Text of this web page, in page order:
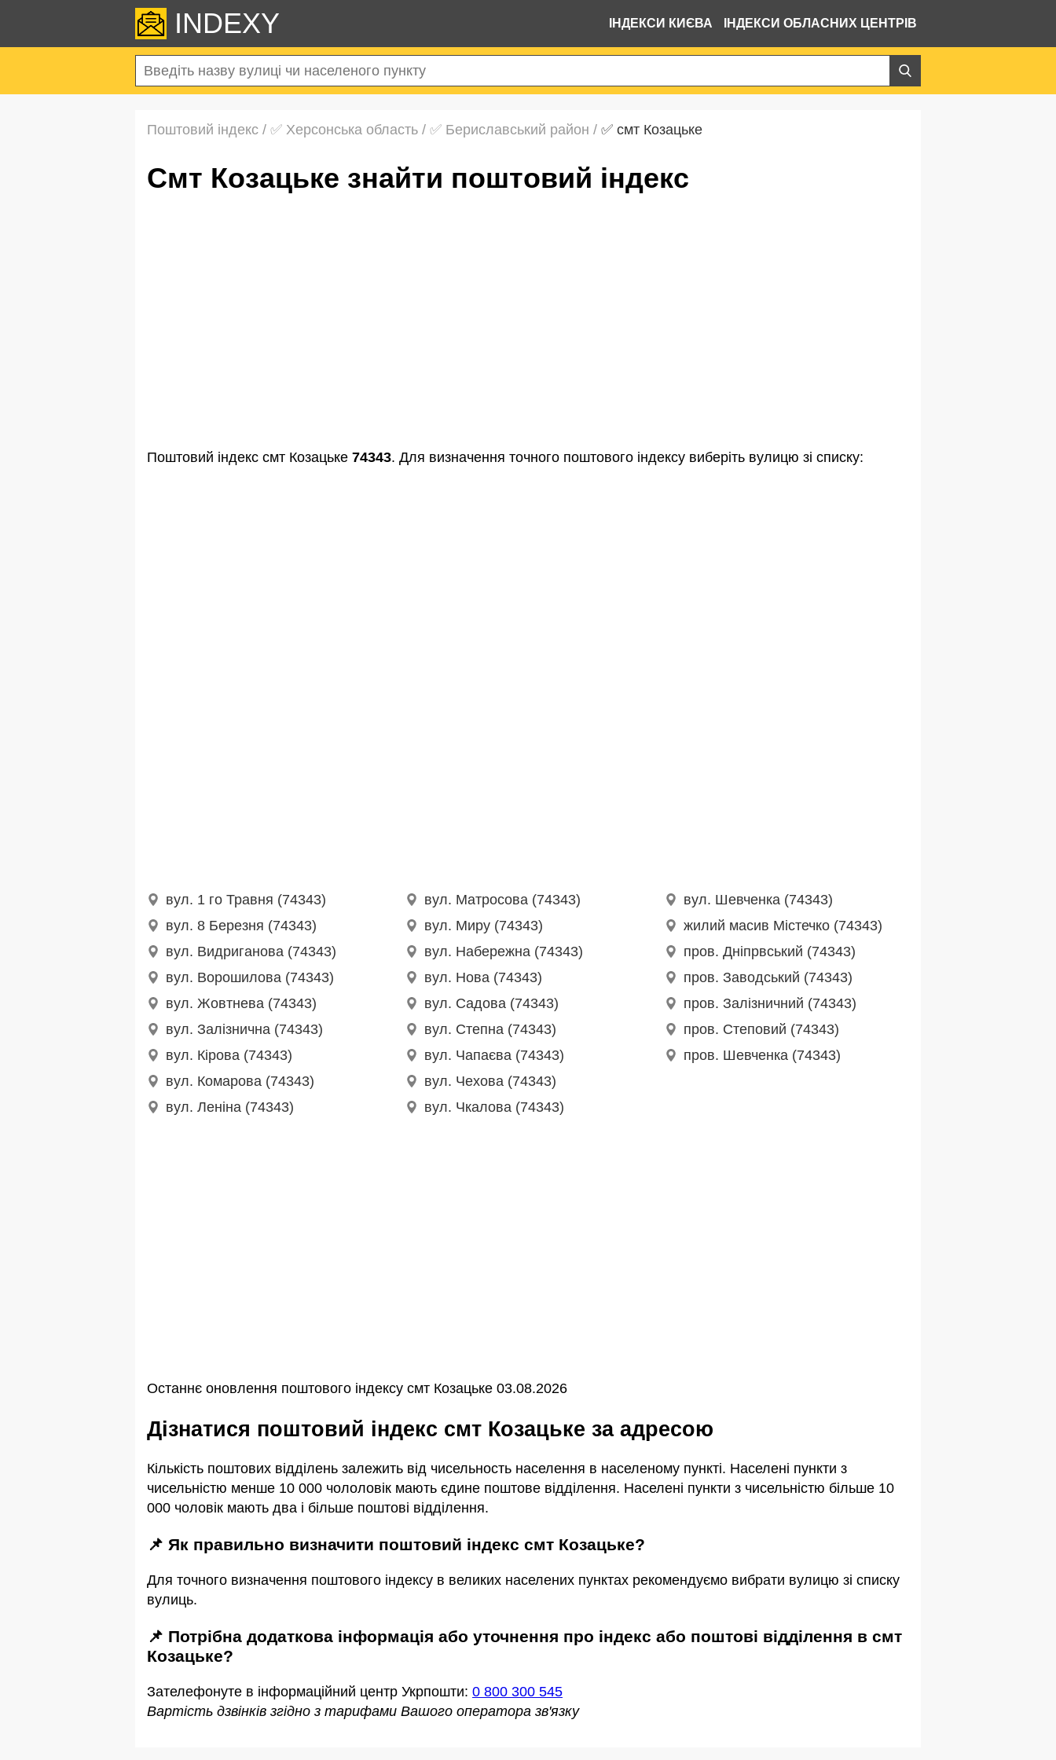
INDEXY ІНДЕКСИ КИЄВА ІНДЕКСИ ОБЛАСНИХ ЦЕНТРІВ
Поштовий індекс / ✅ Херсонська область / ✅ Бериславський район / ✅ смт Козацьке
смт Козацьке знайти поштовий індекс
Поштовий індекс смт Козацьке 74343. Для визначення точного поштового індексу виберіть вулицю зі списку:
вул. 1 го Травня (74343)
вул. 8 Березня (74343)
вул. Видриганова (74343)
вул. Ворошилова (74343)
вул. Жовтнева (74343)
вул. Залізнична (74343)
вул. Кірова (74343)
вул. Комарова (74343)
вул. Леніна (74343)
вул. Матросова (74343)
вул. Миру (74343)
вул. Набережна (74343)
вул. Нова (74343)
вул. Садова (74343)
вул. Степна (74343)
вул. Чапаєва (74343)
вул. Чехова (74343)
вул. Чкалова (74343)
вул. Шевченка (74343)
жилий масив Містечко (74343)
пров. Дніпрвський (74343)
пров. Заводський (74343)
пров. Залізничний (74343)
пров. Степовий (74343)
пров. Шевченка (74343)
Останнє оновлення поштового індексу смт Козацьке 03.08.2026
Дізнатися поштовий індекс смт Козацьке за адресою
Кількість поштових відділень залежить від чисельность населення в населеному пункті. Населені пункти з
чисельністю менше 10 000 чололовік мають єдине поштове відділення. Населені пункти з чисельністю більше 10
000 чоловік мають два і більше поштові відділення.
📌 Як правильно визначити поштовий індекс смт Козацьке?
Для точного визначення поштового індексу в великих населених пунктах рекомендуємо вибрати вулицю зі списку
вулиць.
📌 Потрібна додаткова інформація або уточнення про індекс або поштові відділення в смт
Козацьке?
Зателефонуте в інформаційний центр Укрпошти: 0 800 300 545
Вартість дзвінків згідно з тарифами Вашого оператора зв'язку